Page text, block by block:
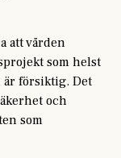
att vården
som helst
försiktig. Det
och
som